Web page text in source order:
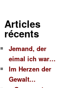
Articles
récents
Jemand, der
eimal ich war…
Im Herzen der
Gewalt…